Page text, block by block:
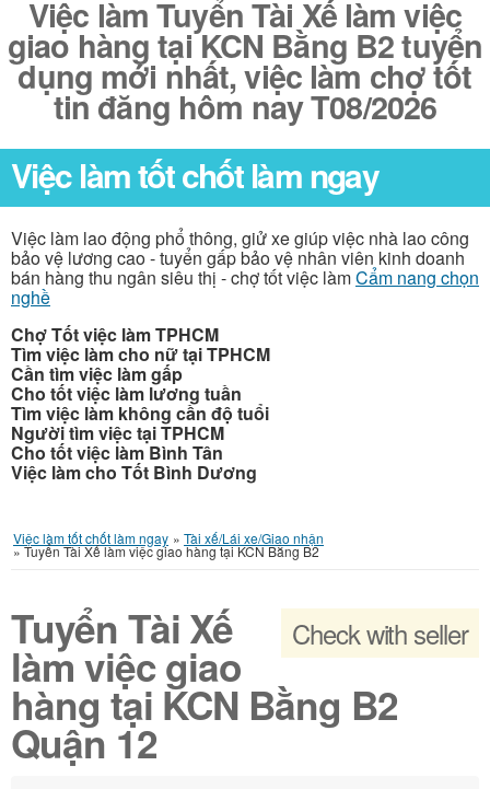
Việc làm Tuyển Tài Xế làm việc
giao hàng tại KCN Bằng B2 tuyển
dụng mới nhất, việc làm chợ tốt
tin đăng hôm nay T08/2026
Việc làm tốt chốt làm ngay
Việc làm lao động phổ thông, giử xe giúp việc nhà lao công
bảo vệ lương cao - tuyển gấp bảo vệ nhân viên kinh doanh
bán hàng thu ngân siêu thị - chợ tốt việc làmCẩm nang chọn
nghề
Chợ Tốt việc làm TPHCM
Tìm việc làm cho nữ tại TPHCM
Cần tìm việc làm gấp
Cho tốt việc làm lương tuần
Tìm việc làm không cần độ tuổi
Người tìm việc tại TPHCM
Cho tốt việc làm Bình Tân
Việc làm cho Tốt Bình Dương
Việc làm tốt chốt làm ngay » Tài xế/Lái xe/Giao nhận
»Tuyển Tài Xế làm việc giao hàng tại KCN Bằng B2
Check with seller
Tuyển Tài Xế
làm việc giao
hàng tại KCN Bằng B2
Quận 12